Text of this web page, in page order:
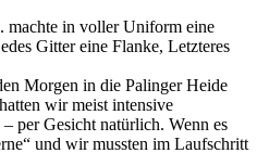
machte in voller Uniform eine
Gitter eine Flanke, Letzteres
Morgen in die Palinger Heide
wir meist intensive
per Gesicht natürlich. Wenn es
und wir mussten im Laufschritt